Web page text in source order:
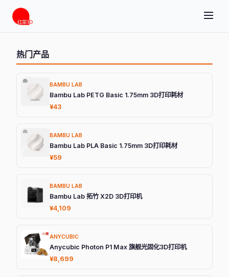
热门产品
BAMBU LAB
Bambu Lab PETG Basic 1.75mm 3D打印耗材
¥43
BAMBU LAB
Bambu Lab PLA Basic 1.75mm 3D打印耗材
¥59
BAMBU LAB
Bambu Lab 拓竹 X2D 3D打印机
¥4,109
ANYCUBIC
Anycubic Photon P1 Max 旗舰光固化3D打印机
¥8,699